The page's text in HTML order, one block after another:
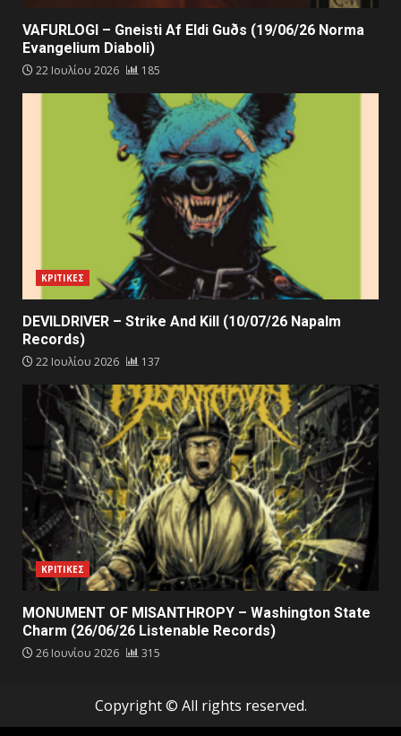
VAFURLOGI – Gneisti Af Eldi Guðs (19/06/26 Norma
Evangelium Diaboli)
22 Ιουλίου 2026 185
ΚΡΙΤΙΚΕΣ
DEVILDRIVER – Strike And Kill (10/07/26 Napalm
Records)
22 Ιουλίου 2026 137
ΚΡΙΤΙΚΕΣ
MONUMENT OF MISANTHROPY – Washington State
Charm (26/06/26 Listenable Records)
26 Ιουνίου 2026 315
Copyright © All rights reserved.